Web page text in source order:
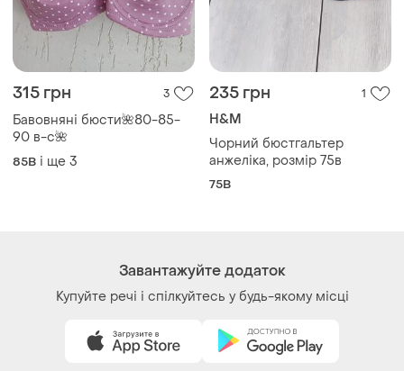
315 грн 3
Бавовняні бюсти🌺80-85-
90 в-с🌺
85B і ще 3
235 грн 1
H&M
Чорний бюстгальтер
анжеліка, розмір 75в
75B
Завантажуйте додаток
Купуйте речі і спілкуйтесь у будь-якому місці